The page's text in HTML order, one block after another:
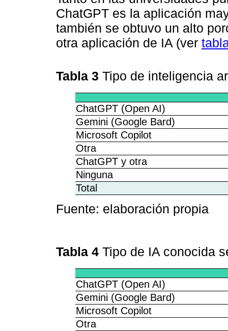
ChatGPT es la aplicación
también se obtuvo un alto
otra aplicación de IA (ver
Tabla 3 Tipo de inteligencia
ChatGPT (Open AI)
Gemini (Google Bard)
Microsoft Copilot
Otra
ChatGPT y otra
Ninguna
Total
Fuente: elaboración propia
Tabla 4 Tipo de IA conocida
ChatGPT (Open AI)
Gemini (Google Bard)
Microsoft Copilot
Otra